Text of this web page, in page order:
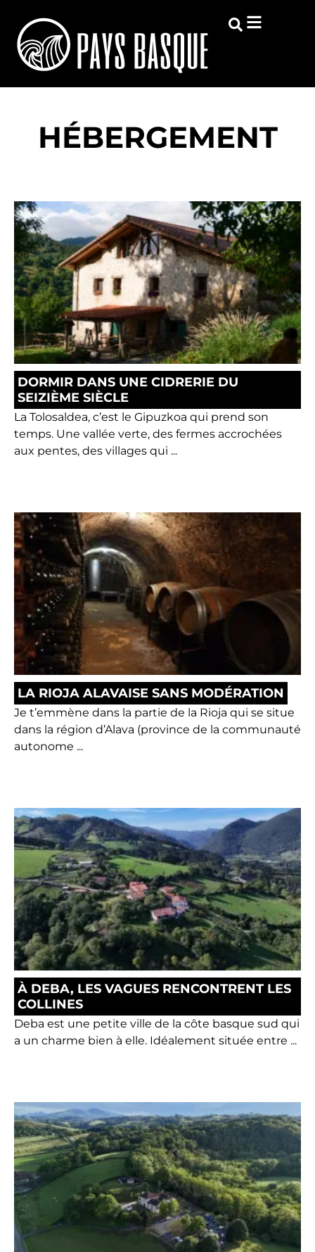
HÉBERGEMENT
DORMIR DANS UNE CIDRERIE DU
SEIZIÈME SIÈCLE
La Tolosaldea, c’est le Gipuzkoa qui prend son
temps. Une vallée verte, des fermes accrochées
aux pentes, des villages qui ...
LA RIOJA ALAVAISE SANS MODÉRATION
Je t’emmène dans la partie de la Rioja qui se situe
dans la région d’Alava (province de la communauté
autonome ...
À DEBA, LES VAGUES RENCONTRENT LES
COLLINES
Deba est une petite ville de la côte basque sud qui
a un charme bien à elle. Idéalement située entre ...